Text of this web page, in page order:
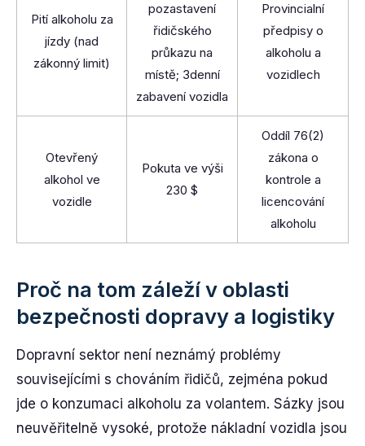
Pití alkoholu za
jízdy (nad
zákonný limit)
pozastavení
řidičského
průkazu na
místě; 3denní
zabavení vozidla
Provincialní
předpisy o
alkoholu a
vozidlech
Otevřený
alkohol ve
vozidle
Pokuta ve výši
230 $
Oddíl 76(2)
zákona o
kontrole a
licencování
alkoholu
Proč na tom záleží v oblasti
bezpečnosti dopravy a logistiky
Dopravní sektor není neznámý problémy
souvisejícími s chováním řidičů, zejména pokud
jde o konzumaci alkoholu za volantem. Sázky jsou
neuvěřitelně vysoké, protože nákladní vozidla jsou